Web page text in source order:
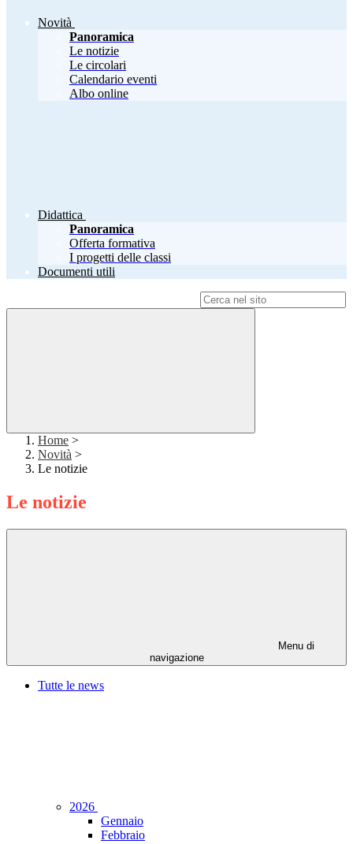
Novità
Panoramica
Le notizie
Le circolari
Calendario eventi
Albo online
Didattica
Panoramica
Offerta formativa
I progetti delle classi
Documenti utili
Home >
Novità >
Le notizie
Le notizie
Menu di
navigazione
Tutte le news
2026
Gennaio
Febbraio